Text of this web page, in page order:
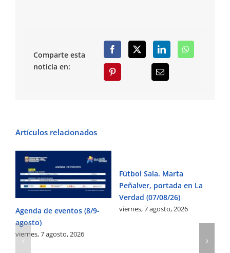
Comparte esta
noticia en:
Artículos relacionados
Agenda de eventos (8/9-
agosto)
viernes, 7 agosto, 2026
Fútbol Sala. Marta
Peñalver, portada en La
Verdad (07/08/26)
viernes, 7 agosto, 2026